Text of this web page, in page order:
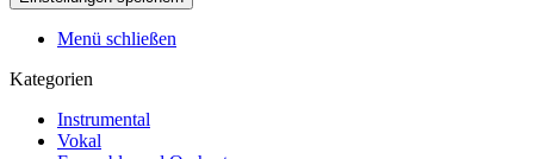
Menü schließen
Kategorien
Instrumental
Vokal